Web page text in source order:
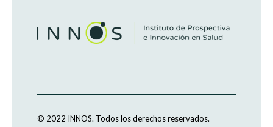
© 2022 INNOS. Todos los derechos reservados.